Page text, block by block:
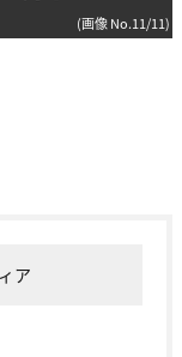
(画像 No.11/11)
ア